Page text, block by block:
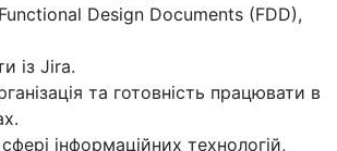
Design Documents (FDD),
із Jira.
та готовність працювати в
інформаційних технологій,